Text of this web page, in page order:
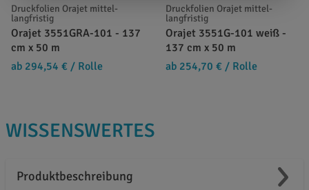
Druckfolien Orajet mittel-
langfristig
Orajet 3551GRA-101 - 137
cm x 50 m
ab 294,54 € / Rolle
Druckfolien Orajet mittel-
langfristig
Orajet 3551G-101 weiß -
137 cm x 50 m
ab 254,70 € / Rolle
WISSENSWERTES
Produktbeschreibung